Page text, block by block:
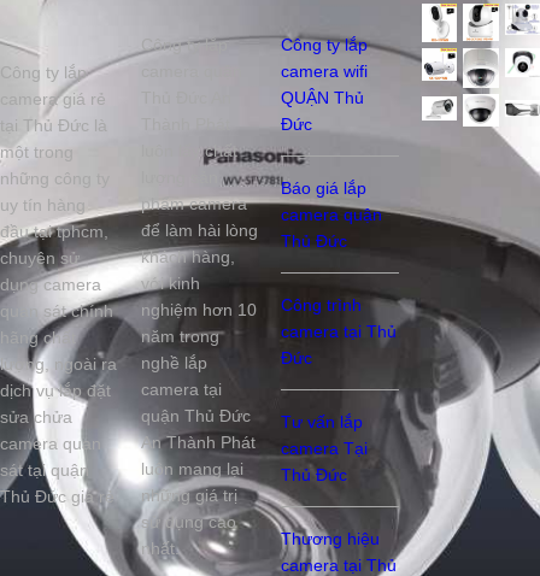
Công ty lắp
camera giá rẻ
tại Thủ Đức là
một trong
những công ty
uy tín hàng
đầu tại tphcm,
chuyên sử
dụng camera
quan sát chính
hãng chất
lượng, ngoài ra
dịch vụ lắp đặt
sửa chửa
camera quan
sát tại quận
Thủ Đức giá rẻ
Công ty lắp
luôn lấy chất
phẩm camera
để làm hài lòng
khách hàng,
với kinh
nghiệm hơn 10
năm trong
nghề lắp
camera tại
quận Thủ Đức
An Thành Phát
luôn mang lại
những giá trị
sử dụng cao
nhất.
Công ty lắp
camera wifi
QUẬN Thủ
Đức
Báo giá lắp
camera quận
Thủ Đức
Công trình
camera tại Thủ
Đức
Tư vấn lắp
camera Tại
Thủ Đức
Thương hiệu
camera tại Thủ